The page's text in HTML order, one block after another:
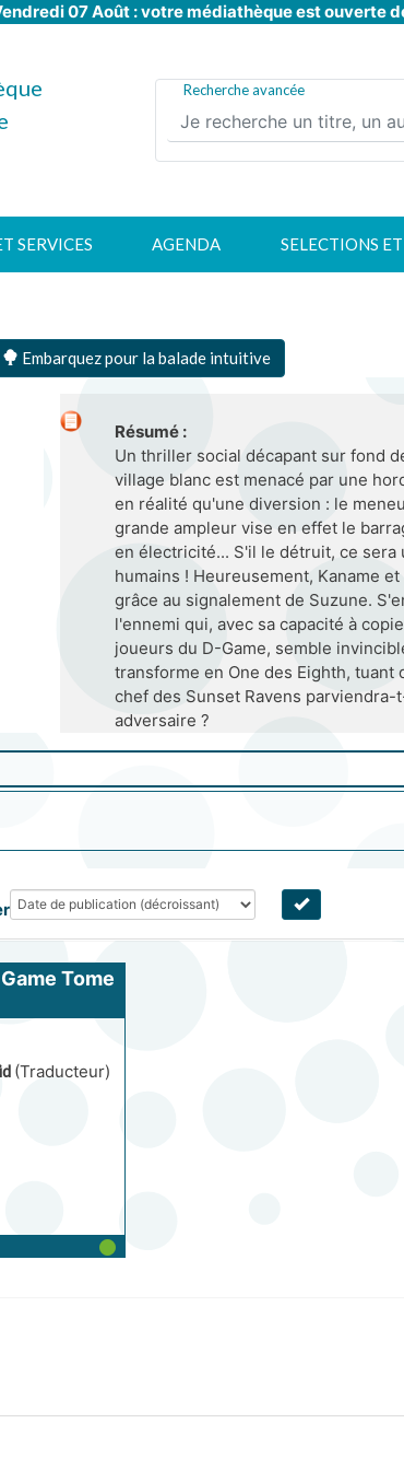
Aller
principal
07 Août : votre médiathèque est ouverte
Recherche avancée
SERVICES AGENDA SELECTIONS
Embarquez pour la balade intuitive
Résumé :
Un thriller social décapant sur fond
village blanc est menacé par une
en réalité qu'une diversion : le
grande ampleur vise en effet le
en électricité... S'il le détruit, ce sera
humains ! Heureusement, Kaname
grâce au signalement de Suzune.
l'ennemi qui, avec sa capacité à
joueurs du D-Game, semble
transforme en One des Eighth, tuant
chef des Sunset Ravens
adversaire ?
Tome
(Traducteur)